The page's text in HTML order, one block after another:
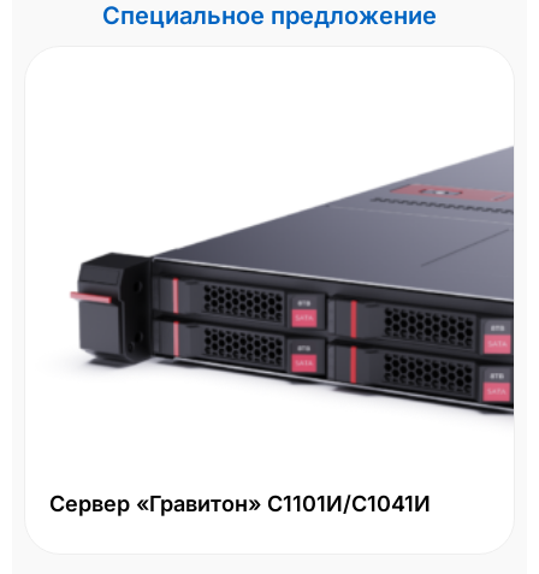
Специальное предложение
Сервер «Гравитон» С1101И/С1041И